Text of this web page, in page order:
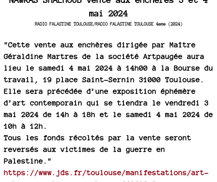
mai 2024
RADIO FALASTINE TOULOUSE/RADIO FALASTINE TOULOUSE 4eme (2024)
"Cette vente aux enchères dirigée par Maître
Géraldine Martres de la société Artpaugée aura
lieu le samedi 4 mai 2024 à 14h00 à la Bourse du
travail, 19 place Saint-Sernin 31000 Toulouse.
Elle sera précédée d’une exposition éphémère
d’art contemporain qui se tiendra le vendredi 3
mai 2024 de 14h à 18h et le samedi 4 mai 2024 de
10h à 12h.
Tous les fonds récoltés par la vente seront
reversés aux victimes de la guerre en
Palestine."
https://www.jds.fr/toulouse/manifestations/art-